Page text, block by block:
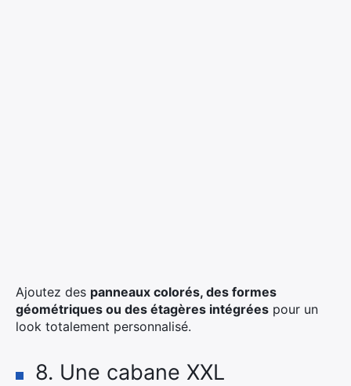
Ajoutez des panneaux colorés, des formes
géométriques ou des étagères intégrées pour un
look totalement personnalisé.
8. Une cabane XXL